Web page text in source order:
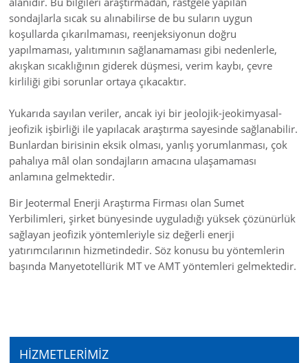
sondajlarla sıcak su alınabilirse de bu suların uygun
koşullarda çıkarılmaması, reenjeksiyonun doğru
yapılmaması, yalıtımının sağlanamaması gibi nedenlerle,
akışkan sıcaklığının giderek düşmesi, verim kaybı, çevre
kirliliği gibi sorunlar ortaya çıkacaktır.
Yukarıda sayılan veriler, ancak iyi bir jeolojik-jeokimyasal-
jeofizik işbirliği ile yapılacak araştırma sayesinde sağlanabilir.
Bunlardan birisinin eksik olması, yanlış yorumlanması, çok
pahalıya mâl olan sondajların amacına ulaşamaması
anlamına gelmektedir.
Bir Jeotermal Enerji Araştırma Firması olan Sumet
Yerbilimleri, şirket bünyesinde uyguladığı yüksek çözünürlük
sağlayan jeofizik yöntemleriyle siz değerli enerji
yatırımcılarının hizmetindedir. Söz konusu bu yöntemlerin
başında Manyetotellürik MT ve AMT yöntemleri gelmektedir.
HİZMETLERİMİZ